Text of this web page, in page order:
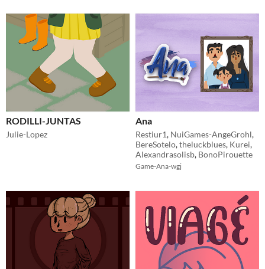
RODILLI-JUNTAS
Julie-Lopez
Ana
Restiur1, NuiGames-AngeGrohl,
BereSotelo,theluckblues, Kurei,
Alexandrasolisb, BonoPirouette
Game-Ana-wgj